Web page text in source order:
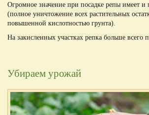
Огромное значение при посадке репы имеет и
(полное уничтожение всех растительных
повышенной кислотностью грунта).
На закисленных участках репка больше всего
Убираем урожай